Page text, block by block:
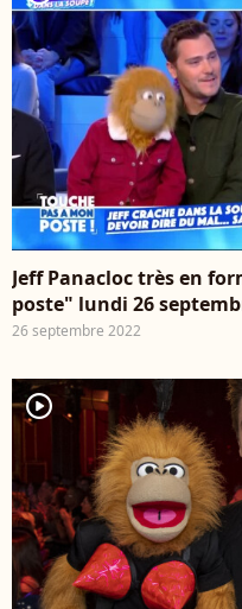
Jeff Panacloc très en
poste" lundi 26
26 septembre 2022
player2